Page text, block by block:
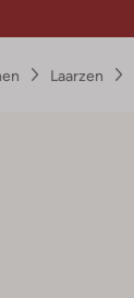
Laarzen